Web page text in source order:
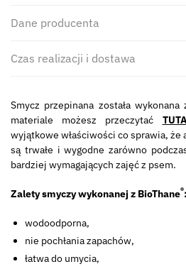
Dane producenta
Czas realizacji i dostawa
Smycz przepinana została wykonana
materiale możesz przeczytać
wyjątkowe właściwości co sprawia, że
są trwałe i wygodne zarówno
bardziej wymagających zajęć z psem.
Zalety smyczy wykonanej z BioThane®:
wodoodporna,
nie pochłania zapachów,
łatwa do umycia,